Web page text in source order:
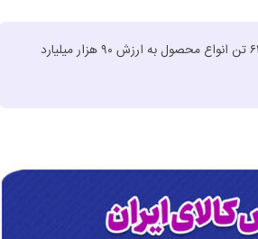
در معاملات هفته گذشته (منتهی به ۲۵ اردیبهشت ماه) بازار فیزیکی بورس کالای ایران ۳ میلیون و ۱۸۵ هزار و ۶۲۲ تن انواع محصول به ارزش ۹۰ هزار میلیارد